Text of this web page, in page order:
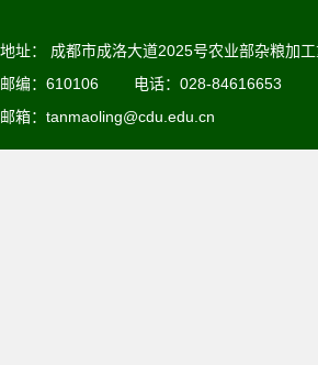
地址： 成都市成洛大道2025号农业部杂粮加
邮编：610106 电话：028-84616653
邮箱： tanmaoling@cdu.edu.cn